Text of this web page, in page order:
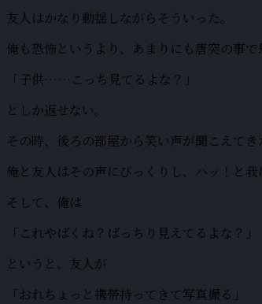
友人はかなり動揺しながらそういった。
俺も恐怖というより、あまりにも唐突の事で
「子供……こっち見てるよな？」
としか返せない。
その時、後ろの部屋から笑い声が聞こえてき
俺と友人はその声にびっくりし、ハッ！と我
そして、俺は
「これやばくね？ばっちり見えてるよな？」
というと、友人が
「おれちょっと携帯持ってきて写真撮る」